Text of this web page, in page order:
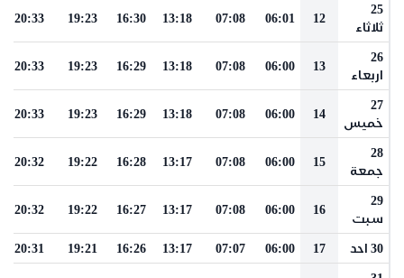
25
ثلاثاء
12
06:01
07:08
13:18
16:30
19:23
20:33
26
اربعاء
13
06:00
07:08
13:18
16:29
19:23
20:33
27
خميس
14
06:00
07:08
13:18
16:29
19:23
20:33
28
جمعة
15
06:00
07:08
13:17
16:28
19:22
20:32
29
سبت
16
06:00
07:08
13:17
16:27
19:22
20:32
30 احد 17
06:00
07:07
13:17
16:26
19:21
20:31